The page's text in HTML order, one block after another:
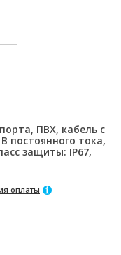
ПВХ, кабель с
постоянного тока,
защиты: IP67,
оплаты